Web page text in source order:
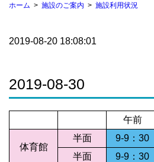
ホーム 施設のご案内 施設利用状況
2019-08-20 18:08:01
2019-08-30
午前
体育館
半面 9-9：30
半面
9-9：30